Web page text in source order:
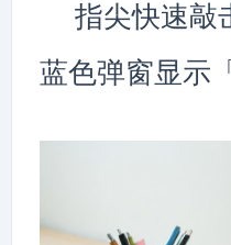
指尖快速敲
蓝色弹窗显示